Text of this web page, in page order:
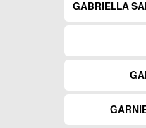
GABRIELLA